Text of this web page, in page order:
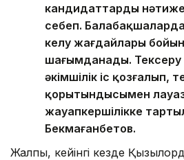
кандидаттардың
себеп.
келу жағдайлары
шағымданады. Тексеру
әкімшілік іс қозғалып,
қорытындысымен
жауапкершілікке
Бекмағанбетов.
Жалпы, кейінгі кезде